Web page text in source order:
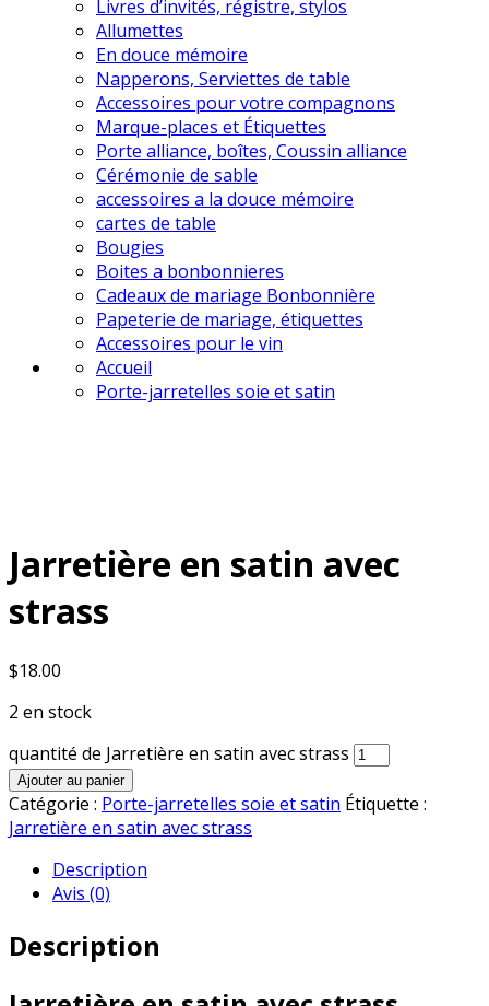
Livres d’invités, régistre, stylos
Allumettes
En douce mémoire
Napperons, Serviettes de table
Accessoires pour votre compagnons
Marque-places et Étiquettes
Porte alliance, boîtes, Coussin alliance
Cérémonie de sable
accessoires a la douce mémoire
cartes de table
Bougies
Boites a bonbonnieres
Cadeaux de mariage Bonbonnière
Papeterie de mariage, étiquettes
Accessoires pour le vin
Accueil
Porte-jarretelles soie et satin
Jarretière en satin avec
strass
$18.00
2 en stock
quantité de Jarretière en satin avec strass
Ajouter au panier
Catégorie : Porte-jarretelles soie et satin Étiquette :
Jarretière en satin avec strass
Description
Avis (0)
Description